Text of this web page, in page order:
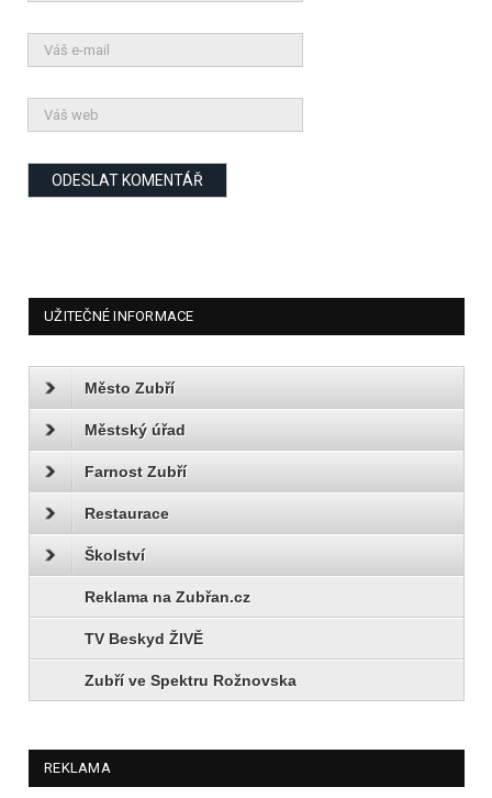
UŽITEČNÉ INFORMACE
Město Zubří
Městský úřad
Farnost Zubří
Restaurace
Školství
Reklama na Zubřan.cz
TV Beskyd ŽIVĚ
Zubří ve Spektru Rožnovska
REKLAMA